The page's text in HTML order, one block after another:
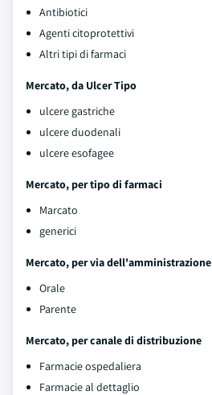
Antibiotici
Agenti citoprotettivi
Altri tipi di farmaci
Mercato, da Ulcer Tipo
ulcere gastriche
ulcere duodenali
ulcere esofagee
Mercato, per tipo di farmaci
Marcato
generici
Mercato, per via dell'amministrazione
Orale
Parente
Mercato, per canale di distribuzione
Farmacie ospedaliera
Farmacie al dettaglio